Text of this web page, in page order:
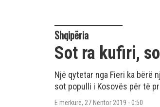
Shqipëria
Sot ra kufiri,
Një qytetar nga Fieri ka bërë
sot populli i Kosovës për të
E mërkurë, 27 Nëntor 2019 - 0:50